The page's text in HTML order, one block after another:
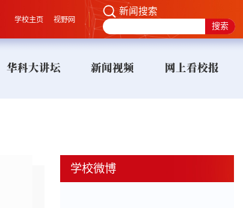
学校主页 视野网
新闻搜索
华科大讲坛 新闻视频 网上看校报
学校微博